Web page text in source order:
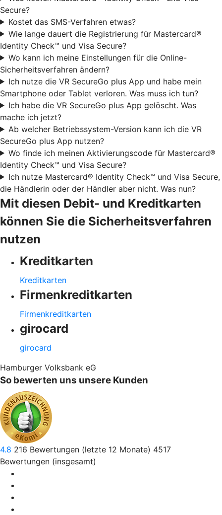
Secure?
Kostet das SMS-Verfahren etwas?
Wie lange dauert die Registrierung für Mastercard®
Identity Check™ und Visa Secure?
Wo kann ich meine Einstellungen für die Online-
Sicherheitsverfahren ändern?
Ich nutze die VR SecureGo plus App und habe mein
Smartphone oder Tablet verloren. Was muss ich tun?
Ich habe die VR SecureGo plus App gelöscht. Was
mache ich jetzt?
Ab welcher Betriebssystem-Version kann ich die VR
SecureGo plus App nutzen?
Wo finde ich meinen Aktivierungscode für Mastercard®
Identity Check™ und Visa Secure?
Ich nutze Mastercard® Identity Check™ und Visa Secure,
die Händlerin oder der Händler aber nicht. Was nun?
Mit diesen Debit- und Kreditkarten
können Sie die Sicherheitsverfahren
nutzen
Kreditkarten
Kreditkarten
Firmenkreditkarten
Firmenkreditkarten
girocard
girocard
Hamburger Volksbank eG
So bewerten uns unsere Kunden
4.8 216 Bewertungen (letzte 12 Monate) 4517
Bewertungen (insgesamt)